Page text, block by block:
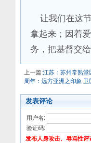
让我们在这节
拿起来；因着
务，把基督交
上一篇:江苏：苏州常熟堂
周年：远方亚洲之印象 卫
发表评论
用户名:
验证码:
发布人身攻击、辱骂性评